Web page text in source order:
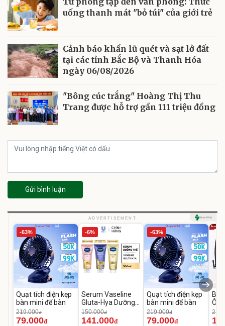
uống thanh mát "bỏ túi" của giới trẻ
Cảnh báo khẩn lũ quét và sạt lở đất
tại các tỉnh Bắc Bộ và Thanh Hóa
ngày 06/08/2026
"Bông cúc trắng" Hoàng Thị Thu
Trang được hỗ trợ gần 111 triệu đồng
Gửi bình luận
ADVERTISEMENT
-63%
Quạt tích điện kẹp
bàn mini để bàn
219.000đ
79.000đ
-6%
Serum Vaseline
Gluta-Hya Dưỡng
Da Sáng Mịn Sau 7
Ngày
150.000đ
141.000đ
-63%
Quạt tích điện kẹp
bàn mini để bàn
219.000đ
79.000đ
Ô